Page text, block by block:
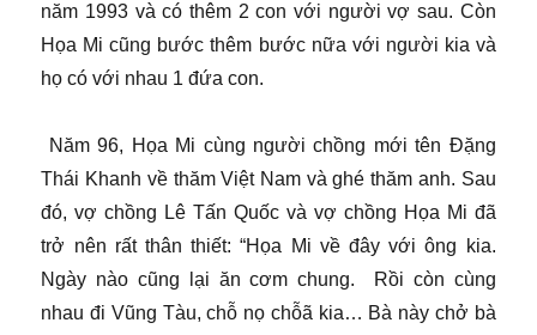
năm 1993 và có thêm 2 con với người vợ sau. Còn
Họa Mi cũng bước thêm bước nữa với người kia và
họ có với nhau 1 đứa con.
Năm 96, Họa Mi cùng người chồng mới tên Đặng
Thái Khanh về thăm Việt Nam và ghé thăm anh. Sau
đó, vợ chồng Lê Tấn Quốc và vợ chồng Họa Mi đã
trở nên rất thân thiết: “Họa Mi về đây với ông kia.
Ngày nào cũng lại ăn cơm chung. Rồi còn cùng
nhau đi Vũng Tàu, chỗ nọ chỗã kia… Bà này chở bà